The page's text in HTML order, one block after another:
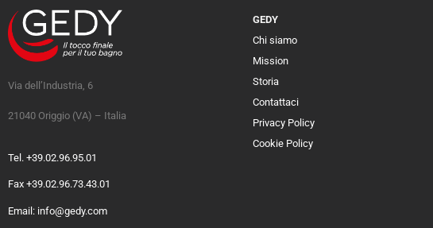
Via dell’Industria, 6
21040 Origgio (VA) – Italia
Tel. +39.02.96.95.01
Fax +39.02.96.73.43.01
Email: info@gedy.com
GEDY
Chi siamo
Mission
Storia
Contattaci
Privacy Policy
Cookie Policy